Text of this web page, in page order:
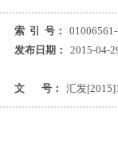
索 引 号：
发布日期：
2015-04-
文 号：
汇发